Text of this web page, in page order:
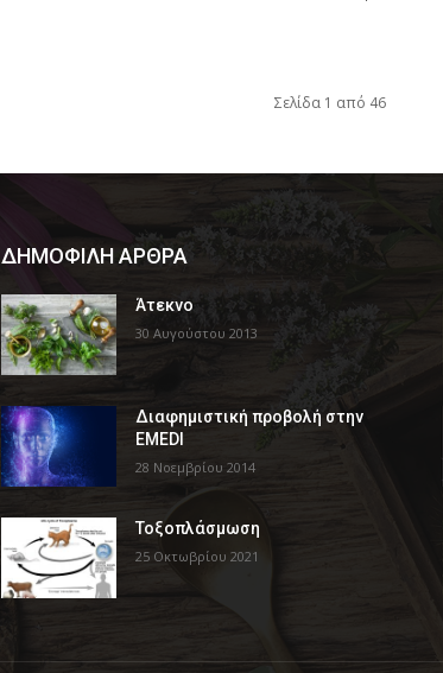
Σελίδα 1 από 46
ΔΗΜΟΦΙΛΗ ΑΡΘΡΑ
Άτεκνο
30 Αυγούστου 2013
Διαφημιστική προβολή στην
EMEDI
28 Νοεμβρίου 2014
Τοξοπλάσμωση
25 Οκτωβρίου 2021